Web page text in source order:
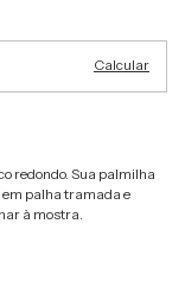
Calcular
redondo. Sua palmilha
palha tramada e
à mostra.